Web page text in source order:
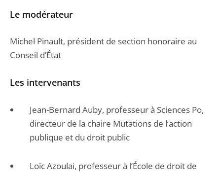
Le modérateur
Michel Pinault, président de section honoraire au
Conseil d’État
Les intervenants
Jean-Bernard Auby, professeur à Sciences Po,
directeur de la chaire Mutations de l’action
publique et du droit public
Loïc Azoulai, professeur à l’École de droit de